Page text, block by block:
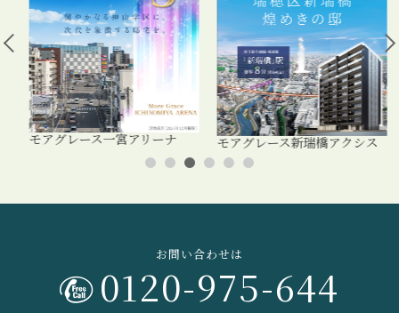
モアグレース一宮アリーナ モアグレース新瑞橋アクシス
1 2 3 4 5 6
お問い合わせは
0120-975-644